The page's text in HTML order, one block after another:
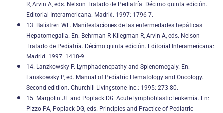
R, Arvin A, eds. Nelson Tratado de Pediatría. Décimo quinta edición.
Editorial Interamericana: Madrid. 1997: 1796-7.
13. Balistreri WF. Manifestaciones de las enfermedades hepáticas –
Hepatomegalia. En: Behrman R, Kliegman R, Arvin A, eds. Nelson
Tratado de Pediatría. Décimo quinta edición. Editorial Interamericana:
Madrid. 1997: 1418-9
14. Lanzkowsky P. Lymphadenopathy and Splenomegaly. En:
Lanskowsky P, ed. Manual of Pediatric Hematology and Oncology.
Second editiion. Churchill Livingstone Inc.: 1995: 273-80.
15. Margolin JF and Poplack DG. Acute lymphoblastic leukemia. En:
Pizzo PA, Poplack DG, eds. Principles and Practice of Pediatric